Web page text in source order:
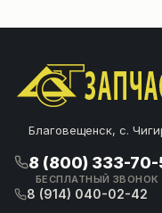
Благовещенск, с.
8 (800) 333-70-
БЕСПЛАТНЫЙ ЗВОНОК
8 (914) 040-02-42